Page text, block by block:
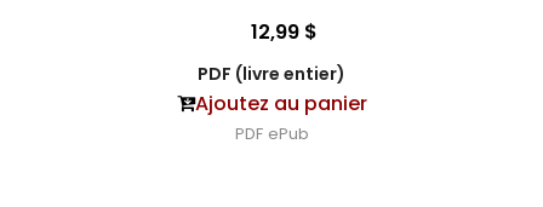
12,99 $
PDF (livre entier)
Ajoutez au panier
PDF ePub